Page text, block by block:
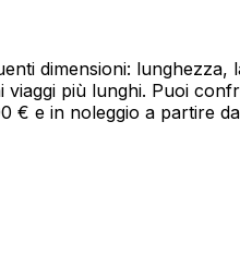
dimensioni: lunghezza,
viaggi più lunghi. Puoi
€ e in noleggio a partire